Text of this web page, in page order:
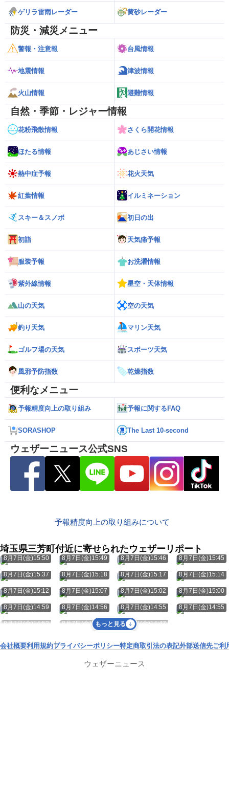
ゲリラ雷雨レーダー 黄砂レーダー
防災・減災メニュー
警報・注意報 台風情報
地震情報 津波情報
火山情報 避難情報
自然・季節・レジャー情報
花粉飛散情報 さくら開花情報
ほたる情報 あじさい情報
熱中症予報 花火天気
紅葉情報 イルミネーション
スキー＆スノボ 初日の出
初詣 天気痛予報
服装予報 お洗濯情報
紫外線情報 星空・天体情報
山の天気 空の天気
釣り天気 マリン天気
ゴルフ場の天気 スポーツ天気
風邪予防指数 乾燥指数
便利なメニュー
予報精度向上の取り組み 予報に関するFAQ
SORASHOP The Last 10-second
ウェザーニュース公式SNS
予報精度向上の取り組みについて
埼玉県三芳町付近に寄せられたウェザーリポート
8月7日(金)15:50 8月7日(金)15:49 8月7日(金)15:46 8月7日(金)15:45
8月7日(金)15:37 8月7日(金)15:18 8月7日(金)15:17 8月7日(金)15:14
8月7日(金)15:12 8月7日(金)15:07 8月7日(金)15:02 8月7日(金)15:00
8月7日(金)14:59 8月7日(金)14:56 8月7日(金)14:55 8月7日(金)14:55
8月7日(金)14:52 8月7日(金)14:48 8月7日(金)14:47
もっと見る
会社概要利用規約プライバシーポリシー特定商取引法の表記外部送信先ご利
ウェザーニュース